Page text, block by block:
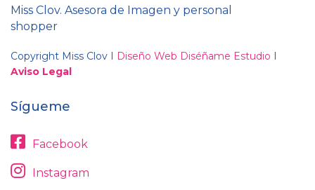
Miss Clov. Asesora de Imagen y personal
shopper
Copyright Miss Clov I Diseño Web Diséñame Estudio I
Aviso Legal
Sígueme
Facebook
Instagram